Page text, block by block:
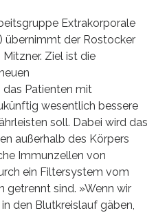
Extrakorporale
übernimmt der Rostocker
Mitzner. Ziel ist die
das Patienten mit
wesentlich bessere
soll. Dabei wird das
außerhalb des Körpers
Immunzellen von
ein Filtersystem vom
getrennt sind. »Wenn wir
den Blutkreislauf gäben,